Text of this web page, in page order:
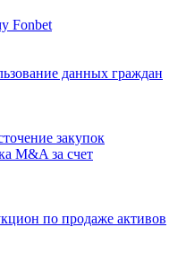
Fonbet
данных граждан
закупок
M&A за счет
по продаже активов